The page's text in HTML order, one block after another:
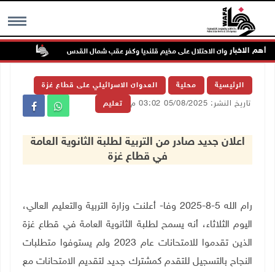
MENU أهم الاخبار
الرئيسية محلية العدوان الاسرائيلي على قطاع غزة
تعليم تاريخ النشر: 05/08/2025 03:02 م
اعلان جديد صادر من التربية لطلبة الثانوية العامة
في قطاع غزة
رام الله 5-8-2025 وفا- أعلنت وزارة التربية والتعليم العالي،
اليوم الثلاثاء، أنه يسمح لطلبة الثانوية العامة في قطاع غزة
الذين تقدموا للامتحانات عام 2023 ولم يستوفوا متطلبات
النجاح بالتسجيل للتقدم كمشترك جديد لتقديم الامتحانات مع